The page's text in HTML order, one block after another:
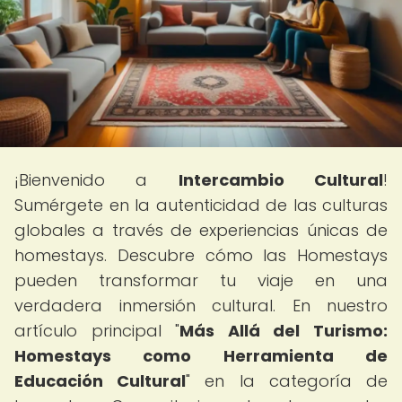
¡Bienvenido a Intercambio Cultural!
Sumérgete en la autenticidad de las culturas
globales a través de experiencias únicas de
homestays. Descubre cómo las Homestays
pueden transformar tu viaje en una
verdadera inmersión cultural. En nuestro
artículo principal "Más Allá del Turismo:
Homestays como Herramienta de
Educación Cultural" en la categoría de